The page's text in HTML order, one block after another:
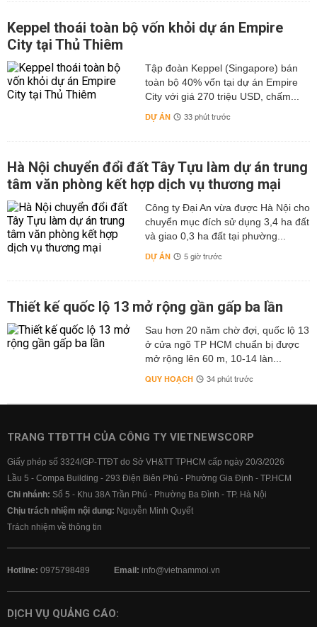
Keppel thoái toàn bộ vốn khỏi dự án Empire
City tại Thủ Thiêm
Tập đoàn Keppel (Singapore) bán
toàn bộ 40% vốn tại dự án Empire
City với giá 270 triệu USD, chấm...
DỰ ÁN 33 phút trước
Hà Nội chuyển đổi đất Tây Tựu làm dự án trung
tâm văn phòng kết hợp dịch vụ thương mại
Công ty Đại An vừa được Hà Nội cho
chuyển mục đích sử dụng 3,4 ha đất
và giao 0,3 ha đất tại phường...
DỰ ÁN 5 giờ trước
Thiết kế quốc lộ 13 mở rộng gần gấp ba lần
Sau hơn 20 năm chờ đợi, quốc lộ 13
ở cửa ngõ TP HCM chuẩn bị được
mở rộng lên 60 m, 10-14 làn...
QUY HOẠCH 34 phút trước
TRANG TTĐTTH CỦA CÔNG TY VIETNEWSCORP
Giấy phép số 3324/GP-TTĐT do Sở VH&TT TPHCM cấp ngày 20/3/2026
Lầu 5 - Compa Building - 293 Điện Biên Phủ - Phường Gia Định - TP.HCM
Chi nhánh: Số 5 - Khu 38A Trần Phú - Phường Ba Đình - TP. Hà Nội
Chịu trách nhiệm nội dung: Nguyễn Minh Quyết
Trách nhiệm về thông tin
Hotline: 0975798489 Email: info@vietnammoi.vn
DỊCH VỤ QUẢNG CÁO: